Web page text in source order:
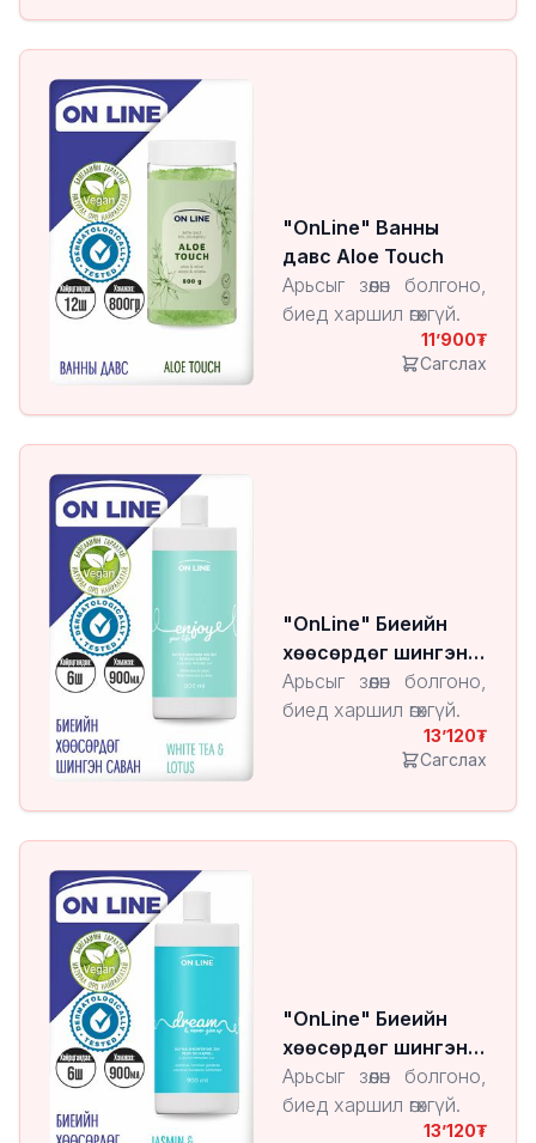
"OnLine" Ванны
давс Aloe Touch
Арьсыг зөөлөн болгоно,
биед харшил өгөхгүй.
11’900
Сагслах
"OnLine" Биеийн
хөөсөрдөг шингэн
саван White Tea &
Lotus
Арьсыг зөөлөн болгоно,
биед харшил өгөхгүй.
13’120
Сагслах
"OnLine" Биеийн
хөөсөрдөг шингэн
саван Jasmin &
Tahitian Gardenia
Арьсыг зөөлөн болгоно,
биед харшил өгөхгүй.
13’120